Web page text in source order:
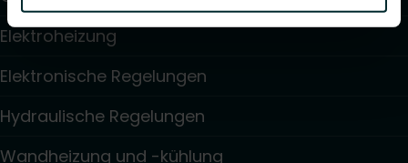
Elektroheizung
Elektronische Regelungen
Hydraulische Regelungen
Wandheizung und -kühlung